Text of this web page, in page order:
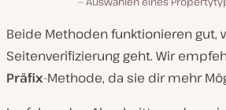
Beide Methoden funktionieren gut,
Seitenverifizierung geht. Wir
Präfix-Methode, da sie dir mehr